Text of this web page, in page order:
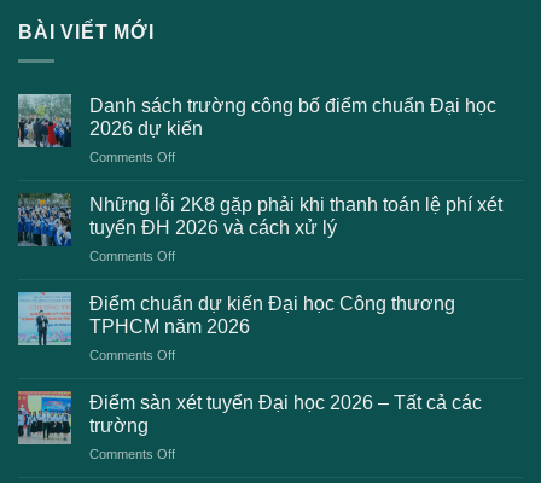
BÀI VIẾT MỚI
Danh sách trường công bố điểm chuẩn Đại học
2026 dự kiến
Comments Offon
sách
trường
công
bố
chuẩn
Đại
kiến
Những lỗi 2K8 gặp phải khi thanh toán lệ phí xét
tuyển ĐH 2026 và cách xử lý
Comments Offon
lỗi
2K8
gặp
phải
thanh
Điểm chuẩn dự kiến Đại học Công thương
TPHCM năm 2026
Comments Offon
chuẩn
Đại
Điểm sàn xét tuyển Đại học 2026 – Tất cả các
trường
Comments Offon